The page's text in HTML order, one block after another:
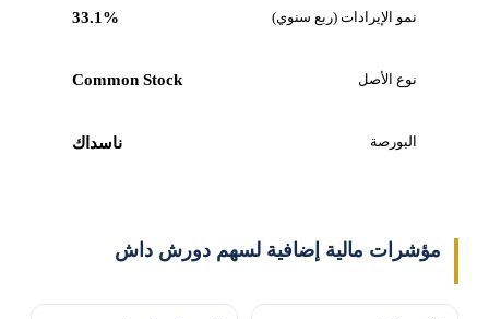
نمو الإيرادات (ربع سنوي) 33.1%
نوع الأصل Common Stock
البورصة ناسداك
مؤشرات مالية إضافية لسهم دورش داش